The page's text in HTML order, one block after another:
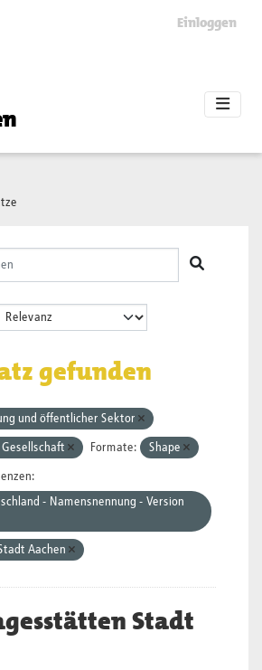
Einloggen
gefunden
und öffentlicher Sektor
Formate: Shape
- Namensnennung - Version
Aachen
Stadt